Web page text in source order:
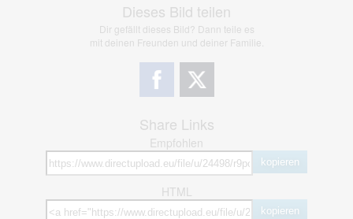
Dieses Bild teilen
Dir gefällt dieses Bild? Dann teile es
mit deinen Freunden und deiner Familie.
Share Links
Empfohlen
kopieren
HTML
kopieren